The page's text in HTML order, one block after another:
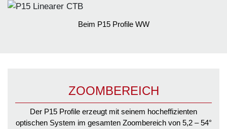
Beim P15 Profile WW
ZOOMBEREICH
Der P15 Profile erzeugt mit seinem hocheffizienten
optischen System im gesamten Zoombereich von 5,2 – 54°